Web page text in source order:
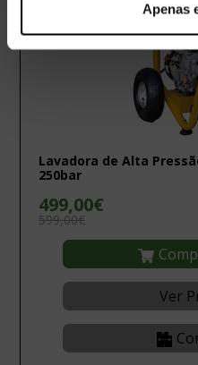
Apenas
Lavadora de Alta
250bar
499,00€
599,00€
Ver